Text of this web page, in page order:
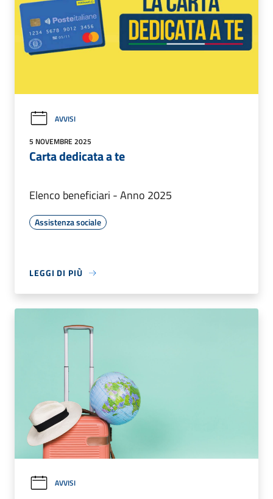
AVVISI
5 NOVEMBRE 2025
Carta dedicata a te
Elenco beneficiari - Anno 2025
Assistenza sociale
LEGGI DI PIÙ
AVVISI